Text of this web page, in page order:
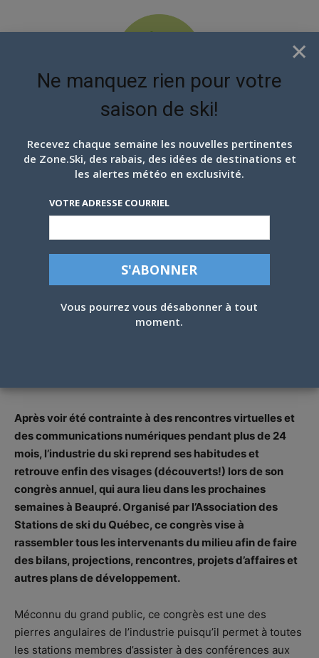
EN ATTENDANT LES
CONGRÈS 2022: L’INDUSTRIE DU SKI SE
COUPS!
Après voir été contrainte à des rencontres virtuelles et
des communications numériques pendant plus de 24
mois, l’industrie du ski reprend ses habitudes et
retrouve enfin des visages (découverts!) lors de son
congrès annuel, qui aura lieu dans les prochaines
semaines à Beaupré. Organisé par l’Association des
Stations de ski du Québec, ce congrès vise à
rassembler tous les intervenants du milieu afin de faire
des bilans, projections, rencontres, projets d’affaires et
autres plans de développement.
Méconnu du grand public, ce congrès est une des
pierres angulaires de l’industrie puisqu’il permet à toutes
les stations membres d’assister à des conférences aux
×
Ne manquez rien pour votre
saison de ski!
Recevez chaque semaine les nouvelles pertinentes
de Zone.Ski, des rabais, des idées de destinations et
les alertes météo en exclusivité.
VOTRE ADRESSE COURRIEL
Vous pourrez vous désabonner à tout
moment.